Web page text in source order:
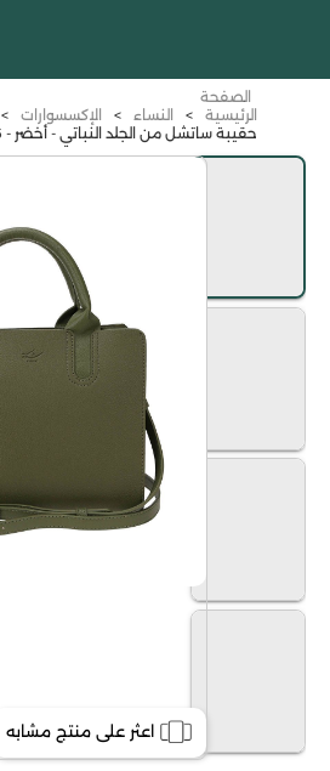
الصفحة
الرئيسية
> النساء > الإكسسوارات >
حقيبة ساتشل من الجلد النباتي - أخضر - S-68326
اعثر على منتج مشابه